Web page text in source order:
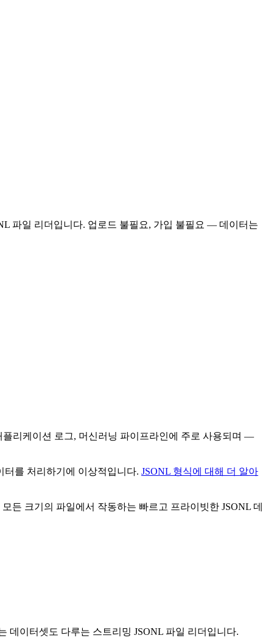
파일 리더입니다. 업로드 불필요, 가입 불필요 — 데이터는
플리케이션 로그, 머신러닝 파이프라인에 주로 사용되며 —
터를 처리하기에 이상적입니다. JSONL 형식에 대해 더 알아
든 크기의 파일에서 작동하는 빠르고 프라이빗한 JSONL 데
데이터셋도 다루는 스트리밍 JSONL 파일 리더입니다.